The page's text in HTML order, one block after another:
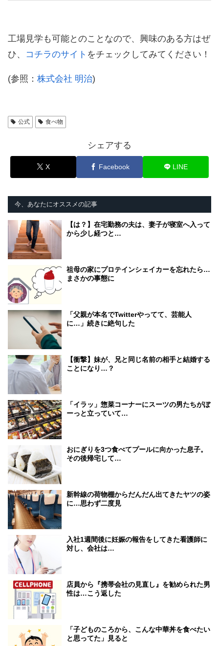
工場見学も可能とのことなので、興味のある方はぜ
ひ、 コチラのサイト をチェックしてみてください！
(参照： 株式会社 明治)
公式 食べ物
シェアする
X Facebook LINE
今、あなたにオススメの記事
【は？】在宅勤務の夫は、妻子が寝室へ入って
から少し経つと…
祖母の家にプロテインシェイカーを忘れたら…
まさかの事態に
「父親が本名でTwitterやってて、芸能人
に…」続きに絶句した
【衝撃】妹が、兄と同じ名前の相手と結婚する
ことになり…？
「イラッ」惣菜コーナーにスーツの男たちがぼ
ーっと立っていて…
おにぎりを3つ食べてプールに向かった息子。
その後帰宅して…
新幹線の荷物棚からだんだん出てきたヤツの姿
に…思わず二度見
入社1週間後に妊娠の報告をしてきた看護師に
対し、会社は…
店員から『携帯会社の見直し』を勧められた男
性は…こう返した
「子どものころから、こんな中華丼を食べたい
と思ってた」見ると